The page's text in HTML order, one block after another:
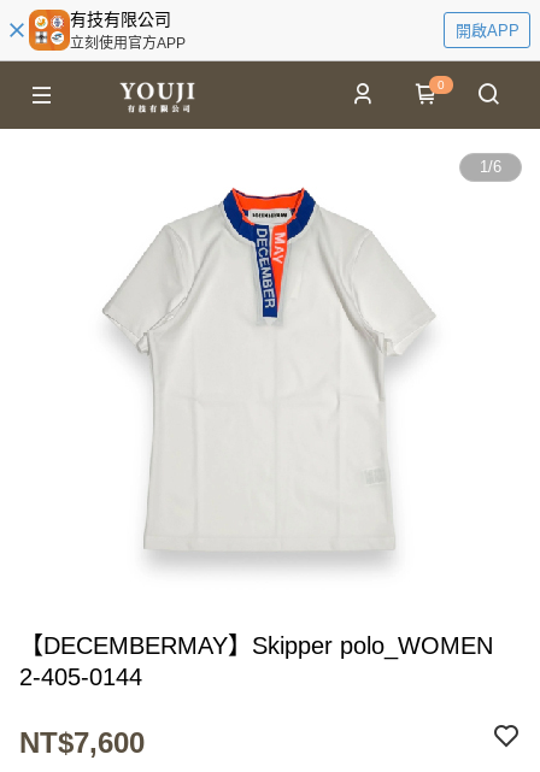
有技有限公司
立刻使用官方APP
開啟APP
0
1/6
【DECEMBERMAY】Skipper polo_WOMEN
2-405-0144
NT$7,600